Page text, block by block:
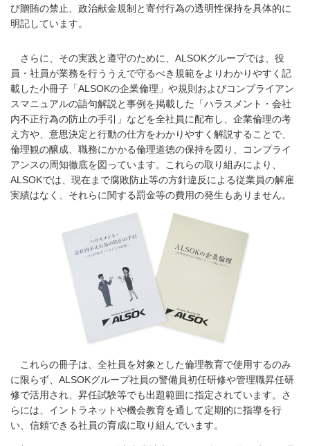
び贈賄の禁止、政治献金規制と寄付行為の透明性保持を具体的に
明記しています。
さらに、その実践と遵守のために、ALSOKグループでは、役
員・社員が業務を行ううえで守るべき規範をよりわかりやすく記
載した小冊子「ALSOKの企業倫理」や規則およびコンプライアン
スマニュアルの語句解説と事例を掲載した「ハラスメント・会社
内不正行為の防止の手引」などを全社員に配布し、企業倫理の考
え方や、意思決定と行動の仕方をわかりやすく解説することで、
倫理観の醸成、職務にかかる倫理道徳の保持を図り、コンプライ
アンスの周知徹底を図っています。これらの取り組みにより、
ALSOKでは、現在まで腐敗防止等の方針違反による従業員の解雇
実績はなく、それらに関する罰金等の費用の発生もありません。
これらの冊子は、全社員を対象とした倫理教育で使用するのみ
に限らず、ALSOKグループ社員の警備員初任研修や管理職昇任研
修で活用され、昇任試験等でも出題範囲に指定されています。さ
らには、イントラネットや機会教育を通して定期的に指導を行
い、信頼できる社員の育成に取り組んでいます。